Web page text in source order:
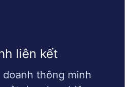
liên kết
thông minh